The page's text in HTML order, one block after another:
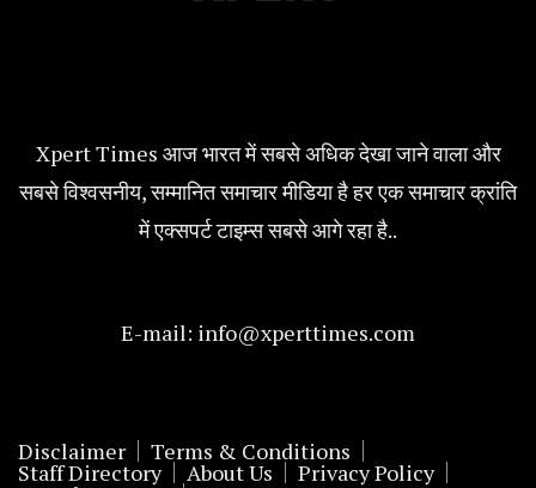
Xpert Times आज भारत में सबसे अधिक देखा जाने वाला और
सबसे विश्वसनीय, सम्मानित समाचार मीडिया है हर एक समाचार क्रांति
में एक्सपर्ट टाइम्स सबसे आगे रहा है..
E-mail: info@xperttimes.com
Disclaimer Terms & Conditions
Staff Directory About Us Privacy Policy